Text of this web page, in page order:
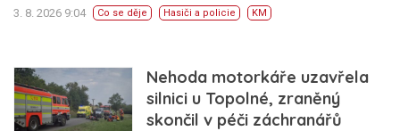
3. 8. 2026 9:04 Co se děje Hasiči a policie KM
Nehoda motorkáře uzavřela
silnici u Topolné, zraněný
skončil v péči záchranářů